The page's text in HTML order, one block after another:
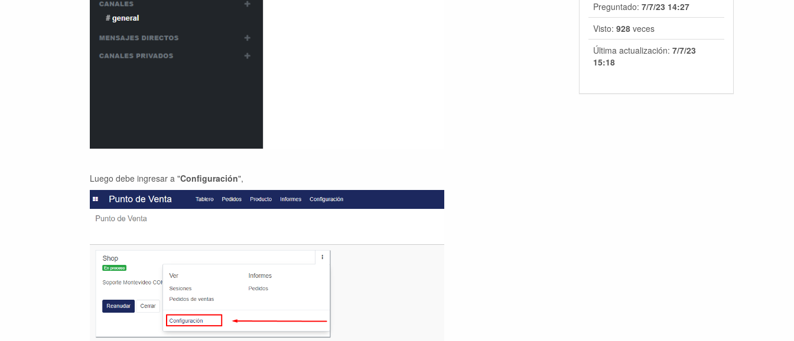
Luego debe ingresar a "Configuración",
Preguntado: 7/7/23 14:27
Visto: 928 veces
Última actualización: 7/7/23
15:18